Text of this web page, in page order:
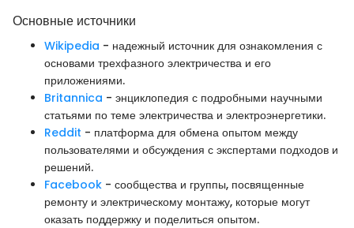
Основные источники
Wikipedia - надежный источник для ознакомления с
основами трехфазного электричества и его
приложениями.
Britannica - энциклопедия с подробными научными
статьями по теме электричества и электроэнергетики.
Reddit - платформа для обмена опытом между
пользователями и обсуждения с экспертами подходов и
решений.
Facebook - сообщества и группы, посвященные
ремонту и электрическому монтажу, которые могут
оказать поддержку и поделиться опытом.